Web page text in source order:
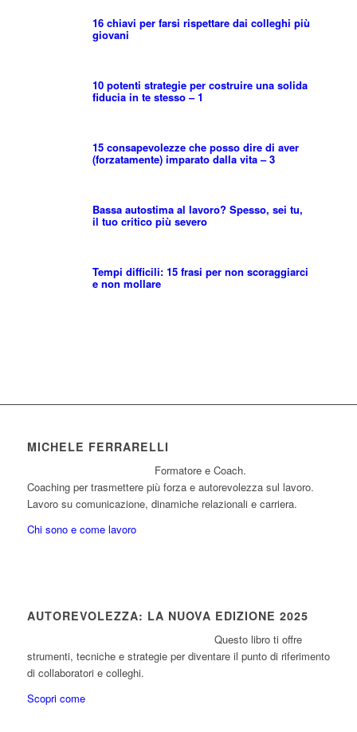
16 chiavi per farsi rispettare dai colleghi più
giovani
10 potenti strategie per costruire una solida
fiducia in te stesso – 1
15 consapevolezze che posso dire di aver
(forzatamente) imparato dalla vita – 3
Bassa autostima al lavoro? Spesso, sei tu,
il tuo critico più severo
Tempi difficili: 15 frasi per non scoraggiarci
e non mollare
MICHELE FERRARELLI
Formatore e Coach.
Coaching per trasmettere più forza e autorevolezza sul lavoro.
Lavoro su comunicazione, dinamiche relazionali e carriera.
Chi sono e come lavoro
AUTOREVOLEZZA: LA NUOVA EDIZIONE 2025
Questo libro ti offre
strumenti, tecniche e strategie per diventare il punto di riferimento
di collaboratori e colleghi.
Scopri come